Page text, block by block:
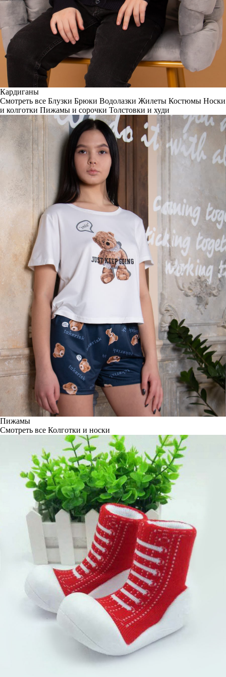
Кардиганы
Смотреть все Блузки Брюки Водолазки Жилеты Костюмы Носки
и колготки Пижамы и сорочки Толстовки и худи
Пижамы
Смотреть все Колготки и носки